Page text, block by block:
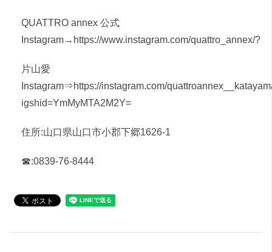
QUATTRO annex 公式
Instagram→ https://www.instagram.com/quattro_annex/?
片山愛
Instagram⇒https://instagram.com/
igshid=YmMyMTA2M2Y=
住所:山口県山口市小郡下郷1626-1
☎︎:0839-76-8444